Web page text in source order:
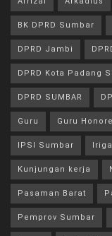
BK DPRD Sumbar
DPRD Jambi
DPRD Kota Padang
DPRD SUMBAR
Guru Guru
IPSI Sumbar
Kunjungan kerja
Pasaman Barat
Pemprov Sumbar